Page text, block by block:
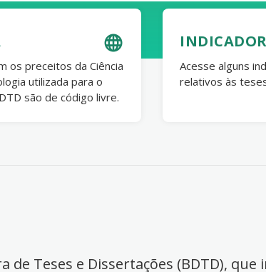
os preceitos da Ciência
utilizada para o
são de código livre.
Acesse alguns
relativos às
Teses e Dissertações (BDTD),